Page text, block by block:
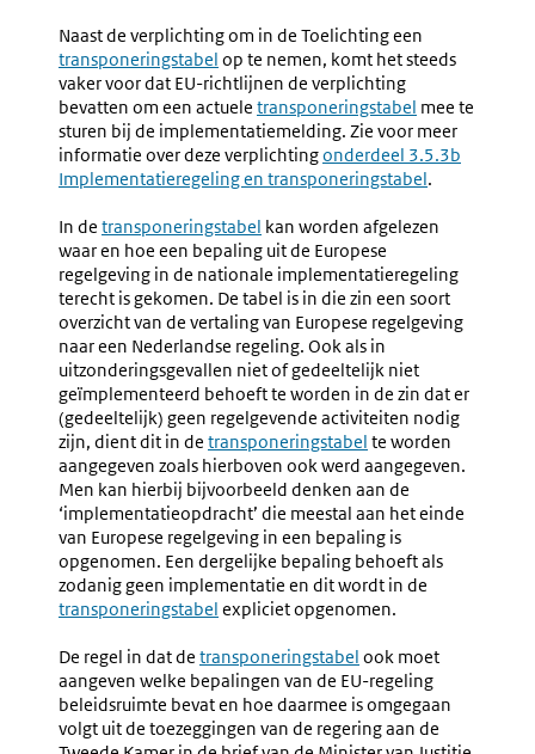
Naast de verplichting om in de Toelichting een
transponeringstabel op te nemen, komt het steeds
vaker voor dat EU-richtlijnen de verplichting
bevatten om een actuele transponeringstabel mee te
sturen bij de implementatiemelding. Zie voor meer
informatie over deze verplichtingonderdeel 3.5.3b
Implementatieregeling en transponeringstabel.
In de transponeringstabel kan worden afgelezen
waar en hoe een bepaling uit de Europese
regelgeving in de nationale implementatieregeling
terecht is gekomen. De tabel is in die zin een soort
overzicht van de vertaling van Europese regelgeving
naar een Nederlandse regeling. Ook als in
uitzonderingsgevallen niet of gedeeltelijk niet
geïmplementeerd behoeft te worden in de zin dat er
(gedeeltelijk) geen regelgevende activiteiten nodig
zijn, dient dit in de transponeringstabel te worden
aangegeven zoals hierboven ook werd aangegeven.
Men kan hierbij bijvoorbeeld denken aan de
‘implementatieopdracht’ die meestal aan het einde
van Europese regelgeving in een bepaling is
opgenomen. Een dergelijke bepaling behoeft als
zodanig geen implementatie en dit wordt in de
transponeringstabel expliciet opgenomen.
De regel in dat de transponeringstabel ook moet
aangeven welke bepalingen van de EU-regeling
beleidsruimte bevat en hoe daarmee is omgegaan
volgt uit de toezeggingen van de regering aan de